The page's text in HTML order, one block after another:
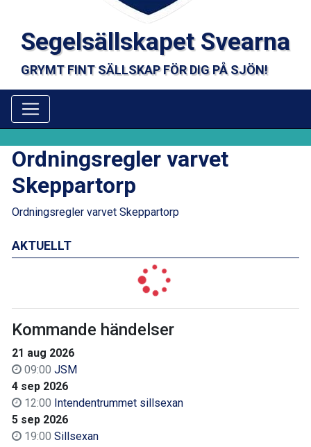
Segelsällskapet Svearna
GRYMT FINT SÄLLSKAP FÖR DIG PÅ SJÖN!
AKTUELLT
Kommande händelser
21 aug 2026
09:00 JSM
4 sep 2026
12:00 Intendentrummet sillsexan
5 sep 2026
19:00 Sillsexan
Ordningsregler varvet
Skeppartorp
Ordningsregler varvet Skeppartorp